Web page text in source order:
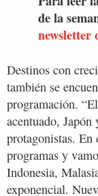
de la
newsletter
Destinos con
también se
programación.
acentuado,
protagonistas. En
programas y
Indonesia,
exponencial.